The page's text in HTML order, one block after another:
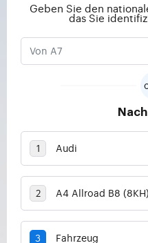
Geben Sie den
das Sie